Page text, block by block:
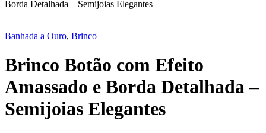
Borda Detalhada – Semijoias Elegantes
Banhada a Ouro, Brinco
Brinco Botão com Efeito
Amassado e Borda Detalhada –
Semijoias Elegantes